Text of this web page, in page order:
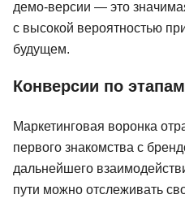
демо-версии — это
с высокой вероятностью
будущем.
Конверсии по
Маркетинговая воронка
первого знакомства с
дальнейшего
пути можно отслеживать
4brain